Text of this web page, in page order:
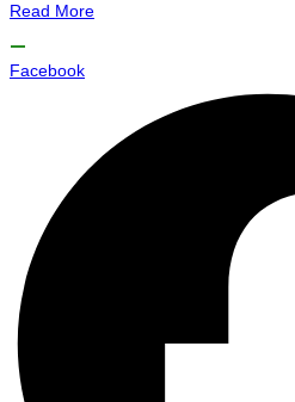
Read More
Facebook